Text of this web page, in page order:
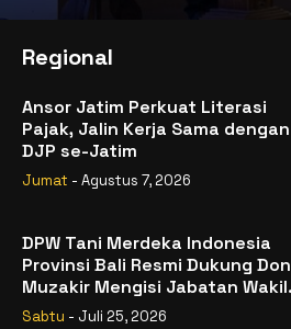
Regional
Ansor Jatim Perkuat Literasi
Pajak, Jalin Kerja Sama dengan
DJP se-Jatim
Jumat - Agustus 7, 2026
DPW Tani Merdeka Indonesia
Provinsi Bali Resmi Dukung Don
Muzakir Mengisi Jabatan Wakil
Menteri Pertanian RI
Sabtu - Juli 25, 2026